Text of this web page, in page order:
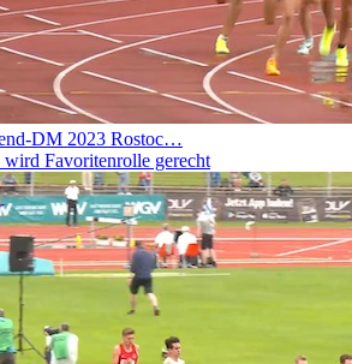
DM 2023 Rostoc…
Favoritenrolle gerecht